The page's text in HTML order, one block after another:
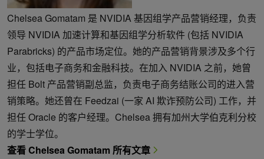
Chelsea Gomatam 是 NVIDIA 基因组学产品营销经理，负责
领导 NVIDIA 加速计算和基因组学分析软件 (包括 NVIDIA
Parabricks) 的产品市场定位。她的产品营销背景涉及多个行
业，包括电子商务和金融科技。在加入 NVIDIA 之前，她曾
担任 Bolt 产品营销副总监，负责电子商务结账公司的进入营
销策略。她还曾在 Feedzai (一家 AI 欺诈预防公司) 工作，并
担任 Oracle 的客户经理。Chelsea 拥有加州大学伯克利分校
的学士学位。
查看 Chelsea Gomatam 所有文章